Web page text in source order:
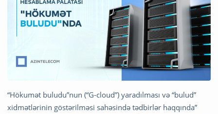
“Hökumət buludu”nun (“G-cloud”) yaradılması və “bulud”
xidmətlərinin göstərilməsi sahəsində tədbirlər haqqında”